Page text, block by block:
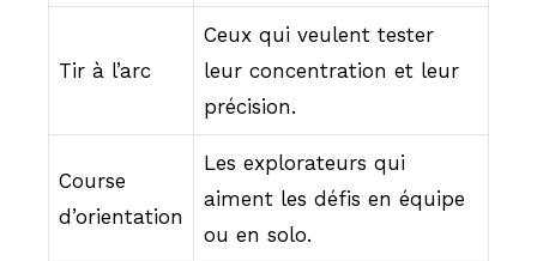
Tir à l’arc
Ceux qui veulent tester
leur concentration et leur
précision.
Course
d’orientation
Les explorateurs qui
aiment les défis en équipe
ou en solo.